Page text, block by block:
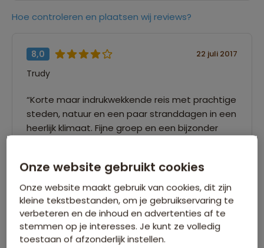
Hoe controleren en plaatsen wij reviews?
8,0 22 juli 2017
Trudy
“Korte maar indrukwekkende reis met prachtige
steden, natuur en een paar stranddagen in een
heerlijk klimaat. Fijne groep en een bijzonder
veel aandacht toonde voor en rekening hield
met zowel de volwassenen als de kinderen als
ook voor de groep in zijn geheel. ”
8,0
Onze website gebruikt cookies
Onze website maakt gebruik van cookies, dit zijn
kleine tekstbestanden, om je gebruikservaring te
verbeteren en de inhoud en advertenties af te
stemmen op je interesses. Je kunt ze volledig
toestaan of afzonderlijk instellen.